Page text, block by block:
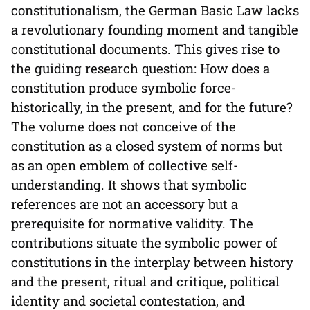
constitutionalism, the German Basic Law lacks
a revolutionary founding moment and tangible
constitutional documents. This gives rise to
the guiding research question: How does a
constitution produce symbolic force-
historically, in the present, and for the future?
The volume does not conceive of the
constitution as a closed system of norms but
as an open emblem of collective self-
understanding. It shows that symbolic
references are not an accessory but a
prerequisite for normative validity. The
contributions situate the symbolic power of
constitutions in the interplay between history
and the present, ritual and critique, political
identity and societal contestation, and